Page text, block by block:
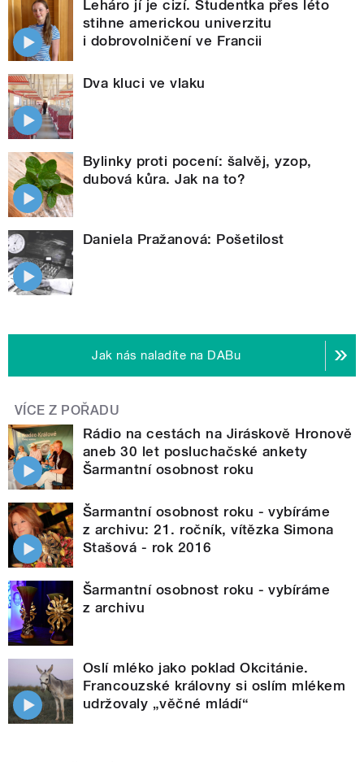
Leháro jí je cizí. Studentka přes léto
stihne americkou univerzitu
i dobrovolničení ve Francii
Dva kluci ve vlaku
Bylinky proti pocení: šalvěj, yzop,
dubová kůra. Jak na to?
Daniela Pražanová: Pošetilost
Jak nás naladíte na DABu
VÍCE Z POŘADU
Rádio na cestách na Jiráskově Hronově
aneb 30 let posluchačské ankety
Šarmantní osobnost roku
Šarmantní osobnost roku - vybíráme
z archivu: 21. ročník, vítězka Simona
Stašová - rok 2016
Šarmantní osobnost roku - vybíráme
z archivu
Oslí mléko jako poklad Okcitánie.
Francouzské královny si oslím mlékem
udržovaly „věčné mládí“